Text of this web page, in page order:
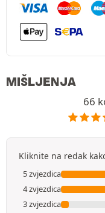
MIŠLJENJA
66
Kliknite na redak
5 zvjezdica
4 zvjezdica
3 zvjezdica